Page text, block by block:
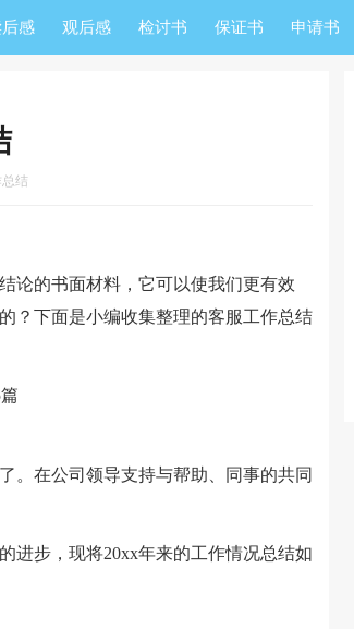
感 观后感 检讨书 保证书 申请书
结
的书面材料，它可以使我们更有效
？下面是小编收集整理的客服工作总结
在公司领导支持与帮助、同事的共同
步，现将20xx年来的工作情况总结如